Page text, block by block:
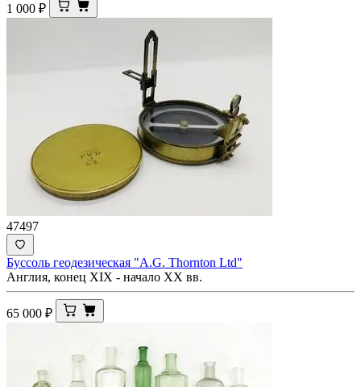
1 000 ₽
47497
Буссоль геодезическая "A.G. Thornton Ltd"
Англия, конец XIX - начало XX вв.
65 000 ₽